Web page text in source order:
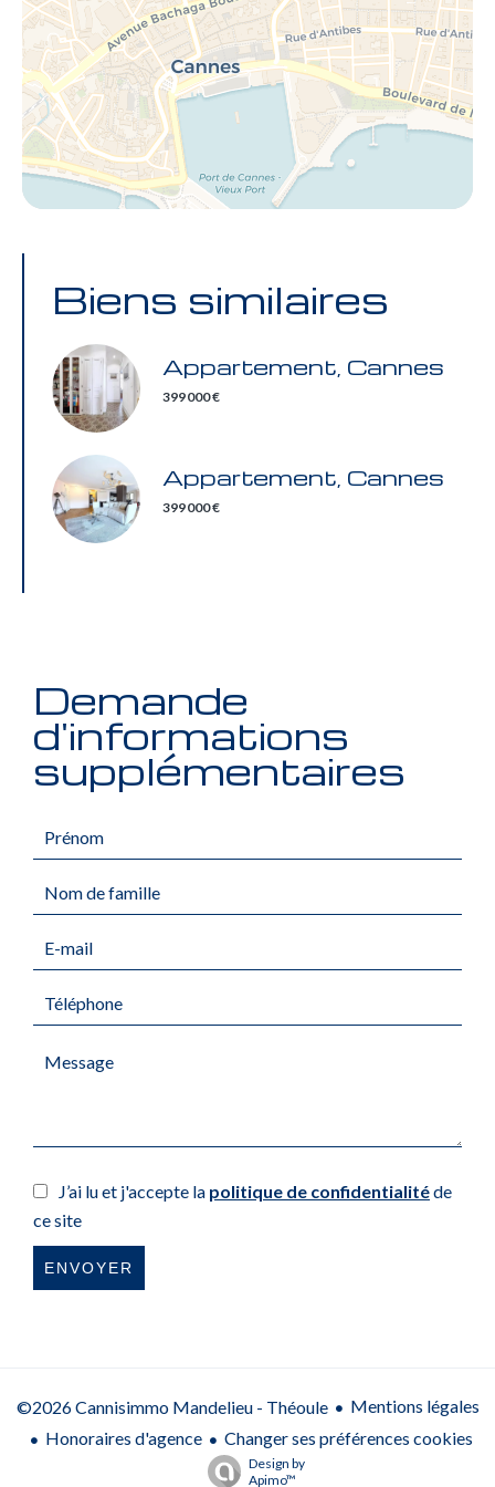
Biens similaires
Appartement, Cannes
399 000 €
Appartement, Cannes
399 000 €
Demande
d'informations
supplémentaires
J’ai lu et j'accepte la politique de confidentialitéde
ce site
ENVOYER
©2026 Cannisimmo Mandelieu - Théoule
Mentions légales
Honoraires d'agence
Changer ses préférences cookies
Design by
Apimo™